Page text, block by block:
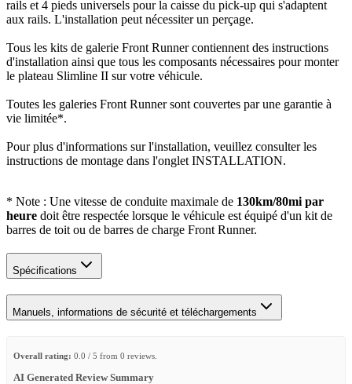
rails et 4 pieds universels pour la caisse du pick-up qui s'adaptent
aux rails. L'installation peut nécessiter un perçage.
Tous les kits de galerie Front Runner contiennent des instructions
d'installation ainsi que tous les composants nécessaires pour monter
le plateau Slimline II sur votre véhicule.
Toutes les galeries Front Runner sont couvertes par une garantie à
vie limitée*.
Pour plus d'informations sur l'installation, veuillez consulter les
instructions de montage dans l'onglet INSTALLATION.
* Note : Une vitesse de conduite maximale de 130km/80mi par
heure doit être respectée lorsque le véhicule est équipé d'un kit de
barres de toit ou de barres de charge Front Runner.
Spécifications
Manuels, informations de sécurité et téléchargements
Overall rating: 0.0 / 5 from 0 reviews.
AI Generated Review Summary